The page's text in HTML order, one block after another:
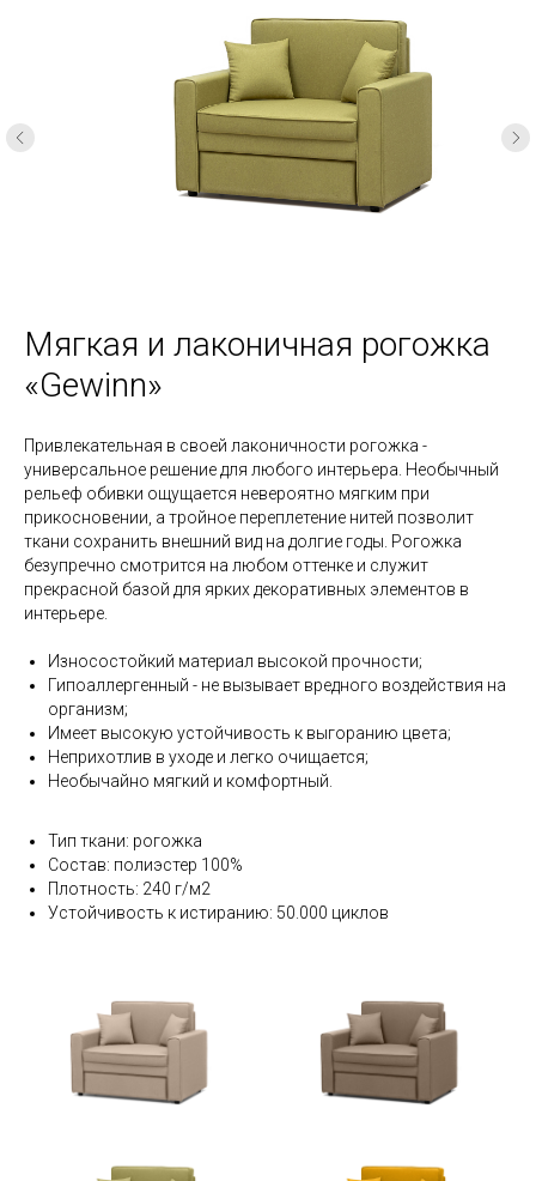
Мягкая и лаконичная рогожка
«Gewinn»
Привлекательная в своей лаконичности рогожка -
универсальное решение для любого интерьера. Необычный
рельеф обивки ощущается невероятно мягким при
прикосновении, а тройное переплетение нитей позволит
ткани сохранить внешний вид на долгие годы. Рогожка
безупречно смотрится на любом оттенке и служит
прекрасной базой для ярких декоративных элементов в
интерьере.
Износостойкий материал высокой прочности;
Гипоаллергенный - не вызывает вредного воздействия на
организм;
Имеет высокую устойчивость к выгоранию цвета;
Неприхотлив в уходе и легко очищается;
Необычайно мягкий и комфортный.
Тип ткани: рогожка
Состав: полиэстер 100%
Плотность: 240 г/м2
Устойчивость к истиранию: 50.000 циклов